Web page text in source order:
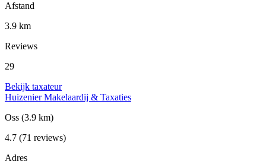
Afstand
3.9 km
Reviews
29
Bekijk taxateur
Huizenier Makelaardij & Taxaties
Oss (3.9 km)
4.7 (71 reviews)
Adres